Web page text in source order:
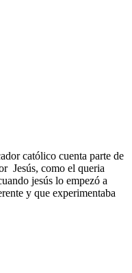
católico cuenta parte de
Jesús, como el queria
jesús lo empezó a
y que experimentaba